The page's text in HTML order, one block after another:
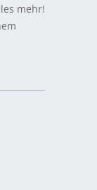
mehr!